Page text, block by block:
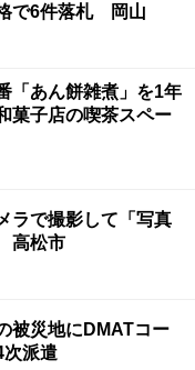
で6件落札 岡山
「あん餅雑煮」を1年
子店の喫茶スペー
ラで撮影して「写真
高松市
被災地にDMATコー
次派遣